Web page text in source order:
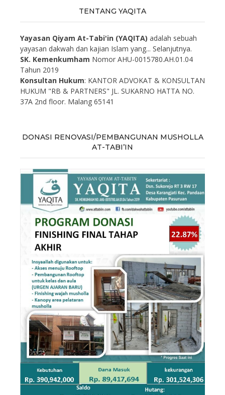
TENTANG YAQITA
Yayasan Qiyam At-Tabi'in (YAQITA) adalah sebuah
yayasan dakwah dan kajian Islam yang... Selanjutnya.
SK. Kemenkumham Nomor AHU-0015780.AH.01.04
Tahun 2019
Konsultan Hukum: KANTOR ADVOKAT & KONSULTAN
HUKUM "RB & PARTNERS" JL. SUKARNO HATTA NO.
37A 2nd floor. Malang 65141
DONASI RENOVASI/PEMBANGUNAN MUSHOLLA
AT-TABI’IN